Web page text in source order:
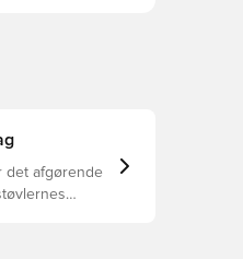
det afgørende